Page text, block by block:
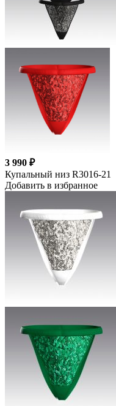
3 990 ₽
Купальный низ R3016-21
Добавить в избранное